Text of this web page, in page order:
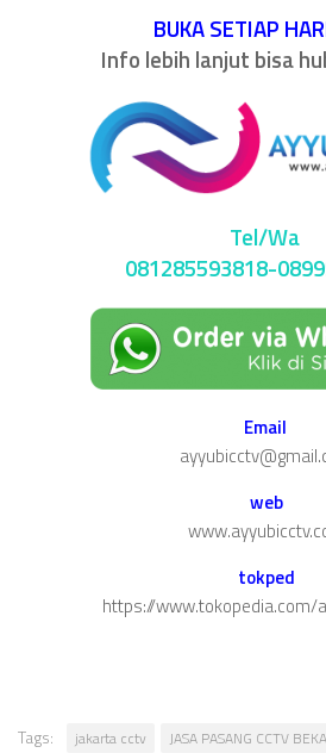
BUKA SETIAP
Info lebih lanjut bisa
Tel/Wa
081285593818-
Email
web
tokped
https://www.tokopedia.com/
Tags: jakarta cctv
JASA PASANG CCTV